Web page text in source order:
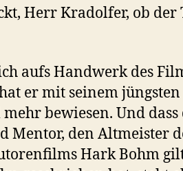
Herr Kradolfer, ob der
aufs Handwerk des
er mit seinem jüngsten
bewiesen. Und
Mentor, den Altmeister
Hark Bohm